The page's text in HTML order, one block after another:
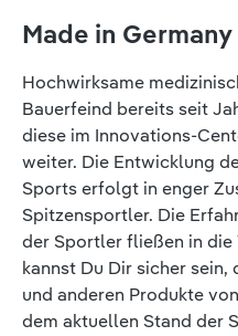
Made in Germany
Hochwirksame
Bauerfeind bereits seit
diese im Innovations-
weiter. Die Entwicklung
Sports erfolgt in enger
Spitzensportler. Die
der Sportler fließen in die
kannst Du Dir sicher
und anderen Produkte
dem aktuellen Stand der